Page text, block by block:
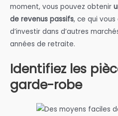
moment, vous pouvez obtenir
de revenus passifs, ce qui
d’investir dans d’autres
années de retraite.
Identifiez les
garde-robe